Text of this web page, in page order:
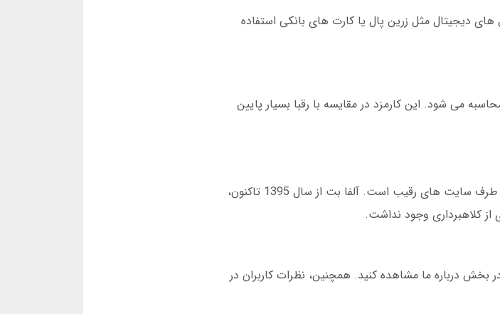
دیجیتال مثل زرین پال یا کارت های بانکی استفاده
دریافت نمی کند. اما برای برداشت، 1 درصد کارمزد محاسبه می شود. این کارمزد در مقایسه با رقبا بسیار پایین
گاهی شایعاتی درباره کلاهبرداری آلفا بت منتشر می شود. این شایعات معمولاً از طرف سایت های رقیب است. آلفا بت از سال 1395 تاکنون،
بخش درباره ما مشاهده کنید. همچنین، نظرات کاربران در